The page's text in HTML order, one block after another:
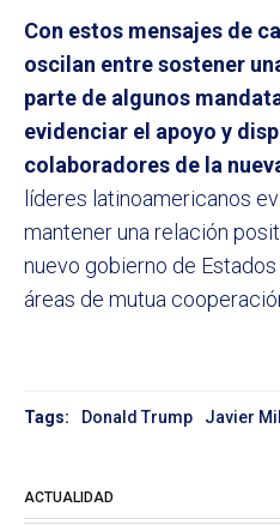
Con estos mensajes de
oscilan entre sostener
parte de algunos
evidenciar el apoyo y
colaboradores de la
líderes latinoamericanos
mantener una relación
nuevo gobierno de
áreas de mutua
Tags: Donald Trump Javier
ACTUALIDAD